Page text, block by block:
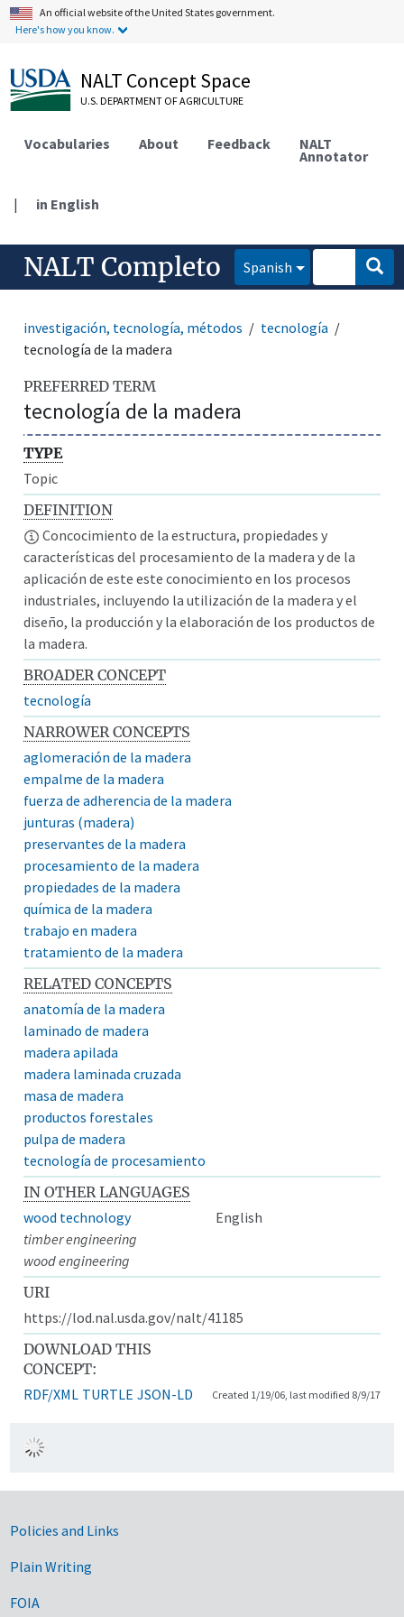
An official website of the United States government.
Here's how you know.
NALT Concept Space
U.S. DEPARTMENT OF AGRICULTURE
Vocabularies About Feedback NALT
Annotator
| in English
NALT Completo Spanish
investigación, tecnología, métodos
tecnología
tecnología de la madera
PREFERRED TERM
tecnología de la madera
TYPE
Topic
DEFINITION
Concocimiento de la estructura, propiedades y
características del procesamiento de la madera y de la
aplicación de este este conocimiento en los procesos
industriales, incluyendo la utilización de la madera y el
diseño, la producción y la elaboración de los productos de
la madera.
BROADER CONCEPT
tecnología
NARROWER CONCEPTS
aglomeración de la madera
empalme de la madera
fuerza de adherencia de la madera
junturas (madera)
preservantes de la madera
procesamiento de la madera
propiedades de la madera
química de la madera
trabajo en madera
tratamiento de la madera
RELATED CONCEPTS
anatomía de la madera
laminado de madera
madera apilada
madera laminada cruzada
masa de madera
productos forestales
pulpa de madera
tecnología de procesamiento
IN OTHER LANGUAGES
wood technology
English
timber engineering
wood engineering
URI
https://lod.nal.usda.gov/nalt/41185
DOWNLOAD THIS
CONCEPT:
RDF/XML TURTLE JSON-LD Created 1/19/06, last modified 8/9/17
Government Links
Policies and Links
Plain Writing
FOIA